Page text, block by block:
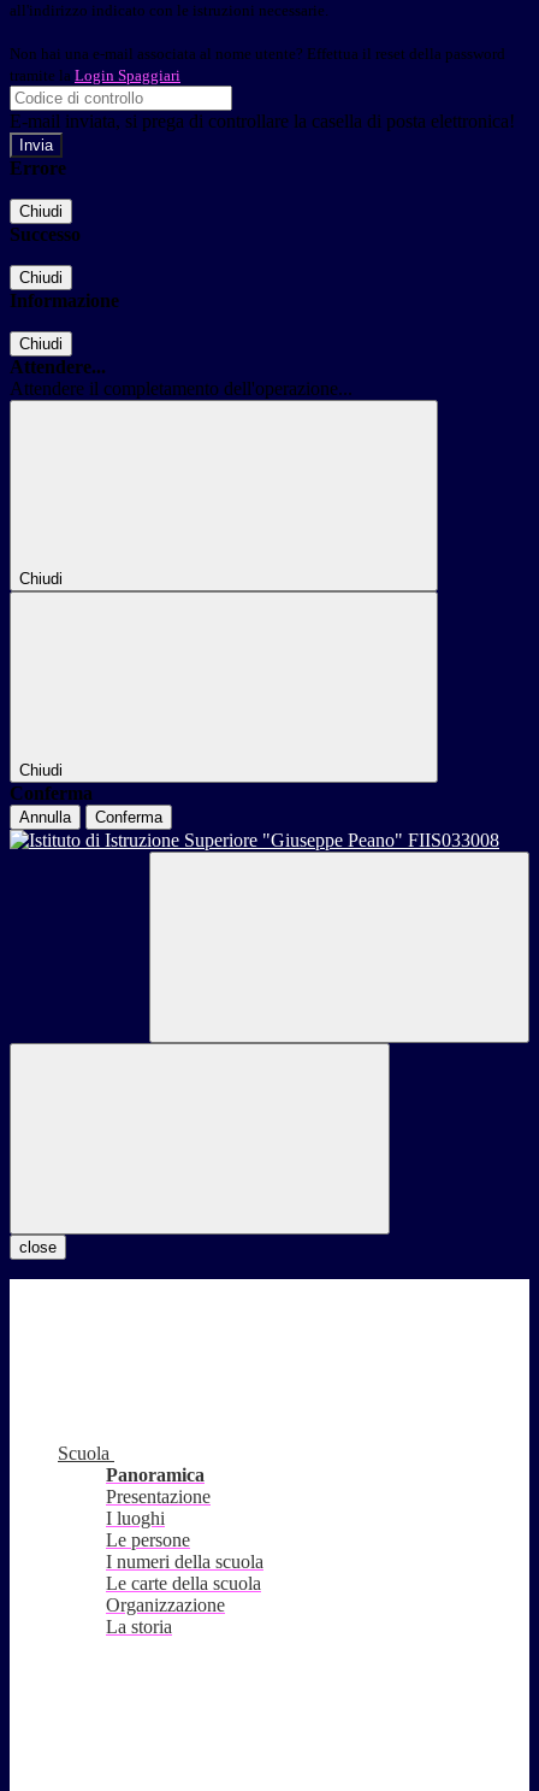
all'indirizzo indicato con le istruzioni necessarie.
Non hai una e-mail associata al nome utente? Effettua il reset della password
tramite la Login Spaggiari
E-mail inviata, si prega di controllare la casella di posta elettronica!
Errore
Chiudi
Successo
Chiudi
Informazione
Chiudi
Attendere...
Attendere il completamento dell'operazione...
Chiudi
Chiudi
Conferma
Annulla Conferma
close
Scuola
Panoramica
Presentazione
I luoghi
Le persone
I numeri della scuola
Le carte della scuola
Organizzazione
La storia